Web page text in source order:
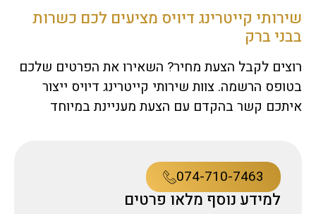
שירותי קייטרינג דיויס מציעים לכם כשרות
בבני ברק
רוצים לקבל הצעת מחיר? השאירו את הפרטים שלכם
בטופס הרשמה. צוות שירותי קייטרינג דיויס ייצור
איתכם קשר בהקדם עם הצעת מעניינת במיוחד
074-710-7463
למידע נוסף מלאו פרטים